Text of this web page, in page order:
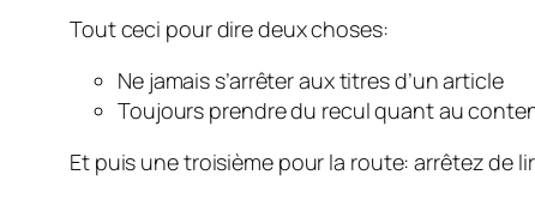
Tout ceci pour dire deux choses:
Ne jamais s’arrêter aux titres d’un article
Toujours prendre du recul quant au
Et puis une troisième pour la route: arrêtez de